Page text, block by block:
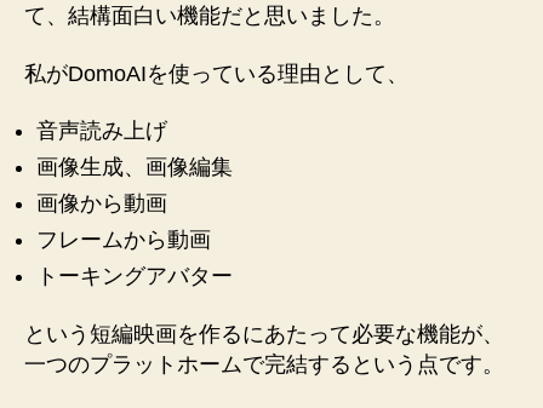
て、結構面白い機能だと思いました。
私がDomoAIを使っている理由として、
音声読み上げ
画像生成、画像編集
画像から動画
フレームから動画
トーキングアバター
という短編映画を作るにあたって必要な機能が、
一つのプラットホームで完結するという点です。